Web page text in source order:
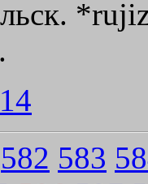
582 583